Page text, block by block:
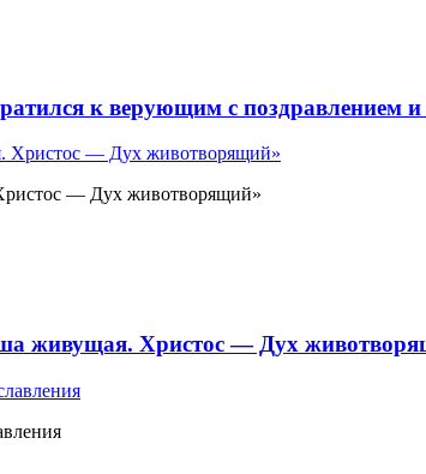
к верующим с поздравлением
— Дух животворящий»
живущая. Христос — Дух